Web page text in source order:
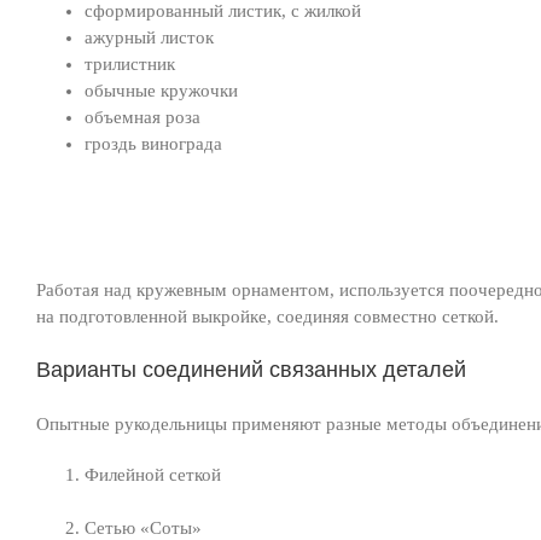
сформированный листик, с жилкой
ажурный листок
трилистник
обычные кружочки
объемная роза
гроздь винограда
Работая над кружевным орнаментом, используется
на подготовленной выкройке, соединяя совместно сеткой.
Варианты соединений связанных деталей
Опытные рукодельницы применяют разные методы
Филейной сеткой
Сетью «Соты»